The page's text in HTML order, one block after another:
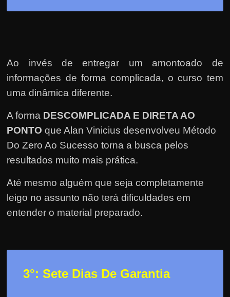
t
?
s
c
o
m
?
🤔
Ao invés de entregar um amontoado de
informações de forma complicada, o curso tem
uma dinâmica diferente.
A forma DESCOMPLICADA E DIRETA AO
PONTO que Alan Vinicius desenvolveu Método
Do Zero Ao Sucesso torna a busca pelos
resultados muito mais prática.
Até mesmo alguém que seja completamente
leigo no assunto não terá dificuldades em
entender o material preparado.
3°: Sete Dias De Garantia